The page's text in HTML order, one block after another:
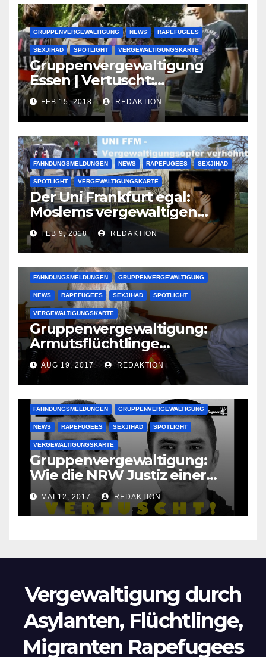
GRUPPENVERGEWALTIGUNG NEWS RAPEFUGEES
SEXJIHAD SPOTLIGHT VERGEWALTIGUNGSKARTE
Gruppenvergewaltigung
Essen | Vertuscht:
Lauenburger Gang ist ein
großer Muslimclan
FEB 15, 2018 REDAKTION
FAHNDUNGSMELDUNGEN NEWS RAPEFUGEES SEXJIHAD
SPOTLIGHT VERGEWALTIGUNGSKARTE
Der Uni Frankfurt egal:
Moslems vergewaltigen
deutsche Studentinnen auf
Uni-Campus
FEB 9, 2018 REDAKTION
FAHNDUNGSMELDUNGEN GRUPPENVERGEWALTIGUNG
NEWS RAPEFUGEES SEXJIHAD SPOTLIGHT
VERGEWALTIGUNGSKARTE
Gruppenvergewaltigung:
Armutsflüchtlinge
vergewaltigen bettlägerige
Oma im Schlaf
krankenhausreif
AUG 19, 2017 REDAKTION
FAHNDUNGSMELDUNGEN GRUPPENVERGEWALTIGUNG
NEWS RAPEFUGEES SEXJIHAD SPOTLIGHT
VERGEWALTIGUNGSKARTE
Gruppenvergewaltigung:
Wie die NRW Justiz einer
Lokalzeitung verbietet diese
Bilder zu veröffentlichen
MAI 12, 2017 REDAKTION
Vergewaltigung durch
Asylanten, Flüchtlinge,
Migranten Rapefugees